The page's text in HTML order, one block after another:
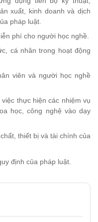
xuất, kinh doanh và dịch
pháp luật.
phí cho người học nghề.
cá nhân trong hoạt động
viên và ngư­ời học nghề
thực hiện các nhiệm vụ
học, công nghệ vào dạy
thiết bị và tài chính của
định của pháp luật.